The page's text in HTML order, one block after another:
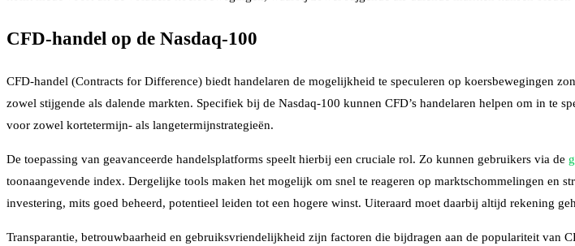
CFD-handel op de Nasdaq-100
CFD-handel (Contracts for Difference) biedt handelaren de mogelijkheid te speculeren op koersbewegingen
zowel stijgende als dalende markten. Specifiek bij de Nasdaq-100 kunnen CFD’s handelaren helpen om in te
voor zowel kortetermijn- als langetermijnstrategieën.
De toepassing van geavanceerde handelsplatforms speelt hierbij een cruciale rol. Zo kunnen gebruikers via de
toonaangevende index. Dergelijke tools maken het mogelijk om snel te reageren op marktschommelingen en
investering, mits goed beheerd, potentieel leiden tot een hogere winst. Uiteraard moet daarbij altijd rekening
Transparantie, betrouwbaarheid en gebruiksvriendelijkheid zijn factoren die bijdragen aan de populariteit van